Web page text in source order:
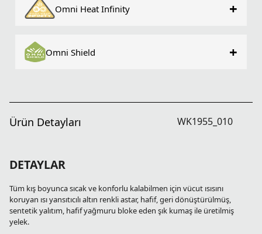
Omni Heat Infinity +
Omni Shield +
Ürün Detayları WK1955_010
DETAYLAR
Tüm kış boyunca sıcak ve konforlu kalabilmen için vücut ısısını
koruyan ısı yansıtıcılı altın renkli astar, hafif, geri dönüştürülmüş,
sentetik yalıtım, hafif yağmuru bloke eden şık kumaş ile üretilmiş
yelek.